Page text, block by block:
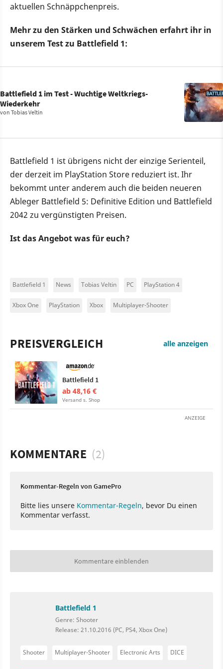
aktuellen Schnäppchenpreis.
Mehr zu den Stärken und Schwächen erfahrt ihr in
unserem Test zu Battlefield 1:
Battlefield 1 im Test - Wuchtige Weltkriegs-
Wiederkehr
von Tobias Veltin
Battlefield 1 ist übrigens nicht der einzige Serienteil,
der derzeit im PlayStation Store reduziert ist. Ihr
bekommt unter anderem auch die beiden neueren
Ableger Battlefield 5: Definitive Edition und Battlefield
2042 zu vergünstigten Preisen.
Ist das Angebot was für euch?
Battlefield 1 News Tobias Veltin PC PlayStation 4
Xbox One PlayStation Xbox Multiplayer-Shooter
PREISVERGLEICH alle anzeigen
Battlefield 1
ab 48,16 €
Versand s. Shop
ANZEIGE
KOMMENTARE (2)
Kommentar-Regeln von GamePro
Bitte lies unsere Kommentar-Regeln, bevor Du einen
Kommentar verfasst.
Kommentare einblenden
Battlefield 1
Genre: Shooter
Release: 21.10.2016 (PC, PS4, Xbox One)
Shooter Multiplayer-Shooter Electronic Arts DICE